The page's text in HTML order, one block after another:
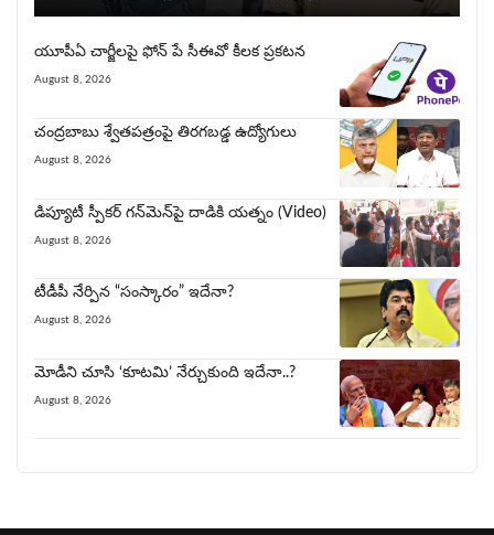
యూపీఏ చార్జీల‌పై ఫోన్ పే సీఈవో కీల‌క ప్ర‌క‌ట‌న‌
August 8, 2026
చంద్రబాబు శ్వేతపత్రంపై తిర‌గ‌బ‌డ్డ ఉద్యోగులు
August 8, 2026
డిప్యూటీ స్పీకర్ గన్‌మెన్‌పై దాడికి య‌త్నం (Video)
August 8, 2026
టీడీపీ నేర్పిన‌ “సంస్కారం” ఇదేనా?
August 8, 2026
మోడీని చూసి ‘కూట‌మి’ నేర్చుకుంది ఇదేనా..?
August 8, 2026